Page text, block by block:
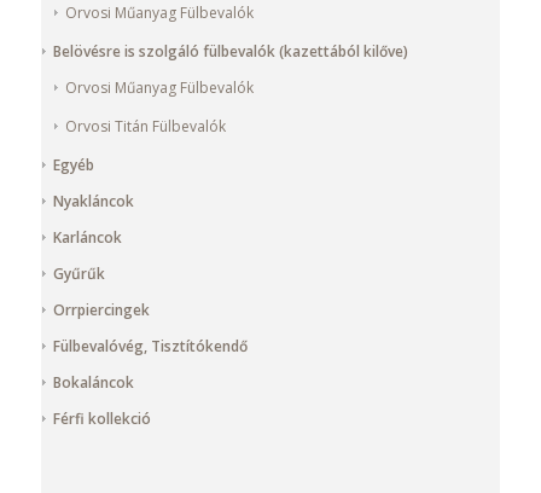
Orvosi Műanyag Fülbevalók
Belövésre is szolgáló fülbevalók (kazettából kilőve)
Orvosi Műanyag Fülbevalók
Orvosi Titán Fülbevalók
Egyéb
Nyakláncok
Karláncok
Gyűrűk
Orrpiercingek
Fülbevalóvég, Tisztítókendő
Bokaláncok
Férfi kollekció